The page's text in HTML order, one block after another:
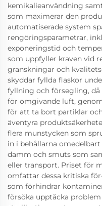
kemikalieanvändning
som maximerar den
automatiserade system
rengöringsparametrar,
exponeringstid och
som uppfyller kraven vid
granskningar och
skyddar fyllda flaskor
fyllning och försegling,
för omgivande luft,
för att ta bort partiklar
äventyra
flera munstycken som
in i behållarna
damm och smuts som
eller transport. Priset för
omfattar dessa kritiska
som förhindrar
försöka upptäcka